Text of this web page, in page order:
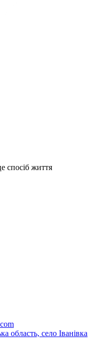
спосіб життя
область, село Іванівка